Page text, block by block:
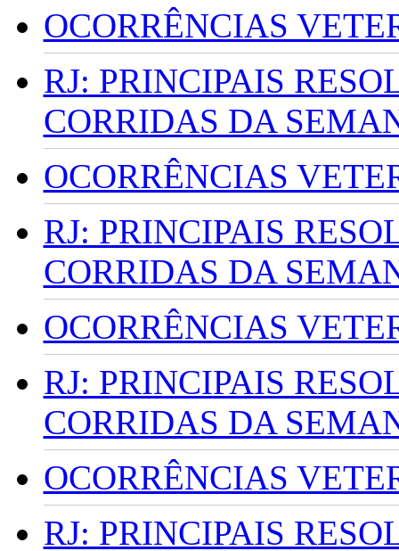
OCORRÊNCIAS
RJ: PRINCIPAIS
CORRIDAS DA
OCORRÊNCIAS
RJ: PRINCIPAIS
CORRIDAS DA
OCORRÊNCIAS
RJ: PRINCIPAIS
CORRIDAS DA
OCORRÊNCIAS
RJ: PRINCIPAIS